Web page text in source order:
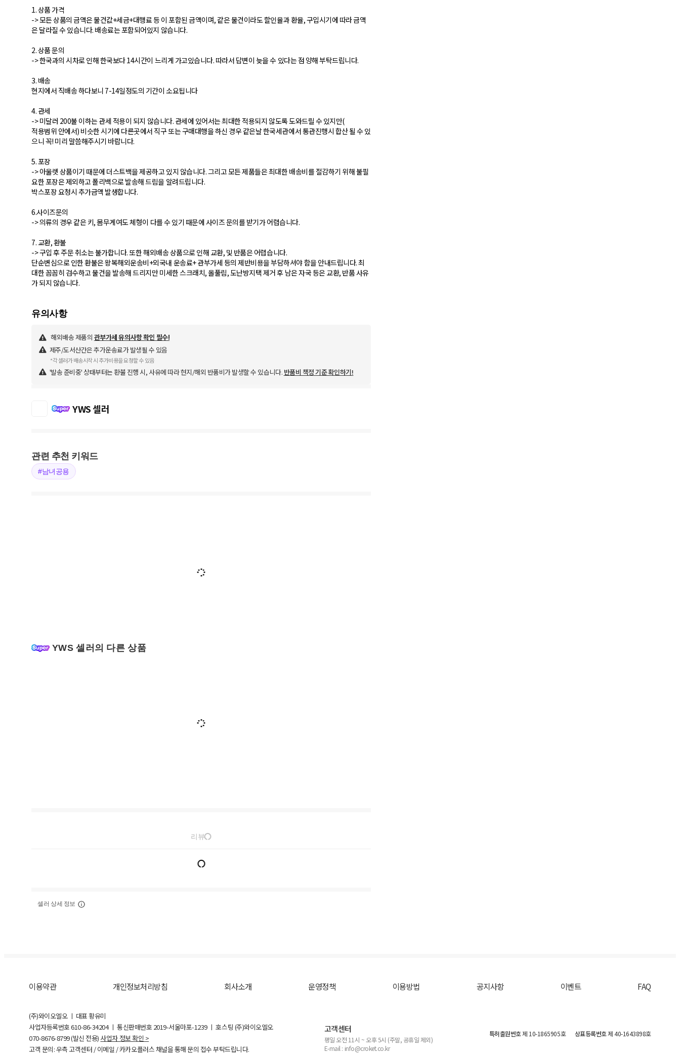
1. 상품 가격
-> 모든 상품의 금액은 물건값+세금+대행료 등 이 포함된 금액이며, 같은 물건이라도 할인율과 환율, 구입시기에 따라 금액
은 달라질 수 있습니다. 배송료는 포함되어있지 않습니다.
2. 상품 문의
-> 한국과의 시차로 인해 한국보다 14시간이 느리게 가고있습니다. 따라서 답변이 늦을 수 있다는 점 양해 부탁드립니다.
3. 배송
현지에서 직배송 하다보니 7-14일정도의 기간이 소요됩니다
4. 관세
-> 미달러 200불 이하는 관세 적용이 되지 않습니다. 관세에 있어서는 최대한 적용되지 않도록 도와드릴 수 있지만(
적용범위 안에서) 비슷한 시기에 다른곳에서 직구 또는 구매대행을 하신 경우 같은날 한국세관에서 통관진행시 합산 될 수 있
으니 꼭! 미리 말씀해주시기 바랍니다.
5. 포장
-> 아울렛 상품이기 때문에 더스트백을 제공하고 있지 않습니다. 그리고 모든 제품들은 최대한 배송비를 절감하기 위해 불필
요한 포장은 제외하고 폴리백으로 발송해 드림을 알려드립니다.
박스포장 요청시 추가금액 발생합니다.
6.사이즈문의
-> 의류의 경우 같은 키, 몸무게여도 체형이 다를 수 있기 때문에 사이즈 문의를 받기가 어렵습니다.
7. 교환, 환불
-> 구입 후 주문 취소는 불가합니다. 또한 해외배송 상품으로 인해 교환, 및 반품은 어렵습니다.
단순변심으로 인한 환불은 왕복해외운송비+외국내 운송료+ 관부가세 등의 제반비용을 부담하셔야 함을 안내드립니다. 최
대한 꼼꼼히 검수하고 물건을 발송해 드리지만 미세한 스크래치, 올풀림, 도난방지택 제거 후 남은 자국 등은 교환, 반품 사유
가 되지 않습니다.
유의사항
해외배송 제품의 관부가세 유의사항 확인 필수!
제주/도서산간은 추가운송료가 발생될 수 있음
*각 셀러가 배송시작 시 추가비용을 요청할 수 있음
'발송 준비중' 상태부터는 환불 진행 시, 사유에 따라 현지/해외 반품비가 발생할 수 있습니다. 반품비 책정 기준 확인하기!
YWS 셀러
관련 추천 키워드
#남녀공용
YWS 셀러의 다른 상품
리뷰
셀러 상세 정보
이용약관 개인정보처리방침 회사소개 운영정책 이용방법 공지사항 이벤트 FAQ
(주)와이오엘오 ㅣ 대표 황유미
사업자등록번호610-86-34204ㅣ 통신판매번호 2019-서울마포-1239 ㅣ 호스팅 (주)와이오엘오
070-8676-8799 (발신 전용) 사업자 정보 확인 >
고객 문의: 우측 고객센터 / 이메일 / 카카오플러스 채널을 통해 문의 접수 부탁드립니다.
고객센터
평일 오전 11시 ~ 오후 5시 (주말, 공휴일 제외)
E-mail : info@croket.co.kr
특허출원번호제 10-1865905호 상표등록번호제 40-1643898호